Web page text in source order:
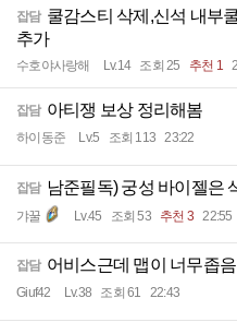
잡담 쿨감스티 삭제,신석 내부
추가
수호야사랑해 Lv.14 조회 25 추천 1
잡담 아티쟁 보상 정리해봄
하이동준 Lv.5 조회 113 23:22
잡담 남준필독) 궁성 바이젤은
갸꿀 Lv.45 조회 53 추천 3 22:55
잡담 어비스근데 맵이 너무좁음
Giuf42 Lv.38 조회 61 22:43